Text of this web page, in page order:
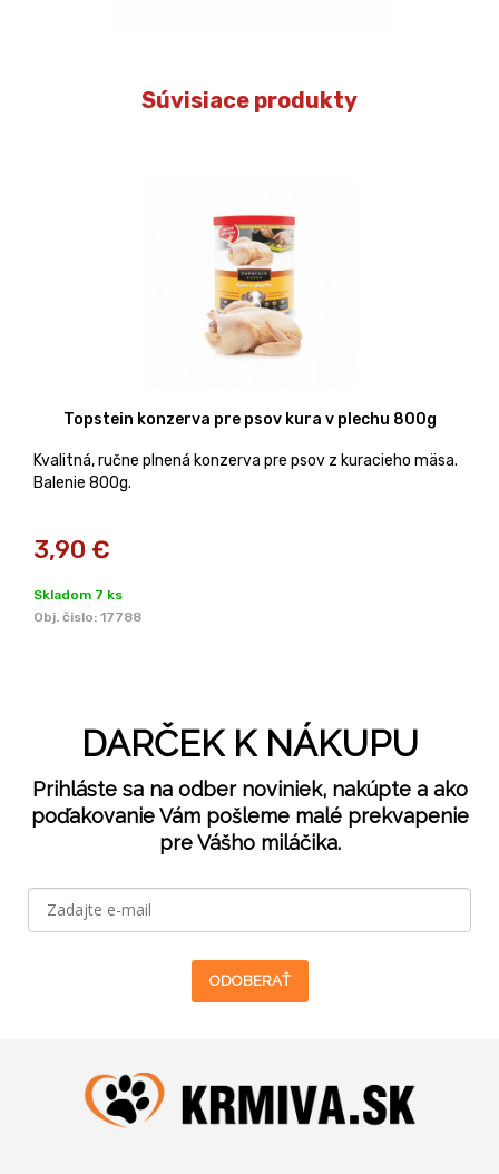
Súvisiace produkty
Topstein konzerva pre psov kura v plechu 800g
Kvalitná, ručne plnená konzerva pre psov z kuracieho mäsa.
Balenie 800g.
3,90 €
Skladom 7 ks
Obj. čislo: 17788
DARČEK K NÁKUPU
Prihláste sa na odber noviniek, nakúpte a ako
poďakovanie Vám pošleme malé prekvapenie
pre Vášho miláčika.
ODOBERAŤ